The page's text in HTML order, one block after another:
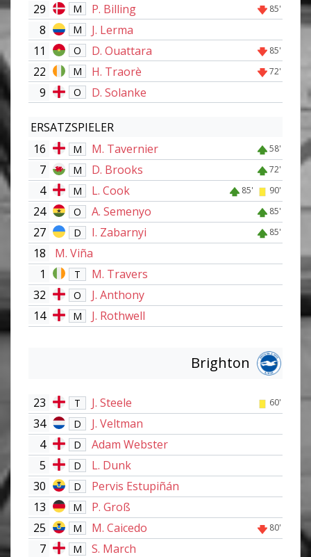
29 M P. Billing 85'
8 M
J. Lerma
11
O D. Ouattara 85'
22 M H. Traorè 72'
9 O D. Solanke
ERSATZSPIELER
16
M M. Tavernier 58'
7 M D. Brooks 72'
4 M L. Cook 85' 90'
24 O A. Semenyo 85'
27 D I. Zabarnyi 85'
18
M. Viña
1
T
M. Travers
32
O
J. Anthony
14
M J. Rothwell
Brighton
23 T J. Steele 60'
34 D
J. Veltman
4
D
Adam Webster
5
D
L. Dunk
30
D
Pervis Estupiñán
13
M
P. Groß
25
M M. Caicedo 80'
7 M
S. March